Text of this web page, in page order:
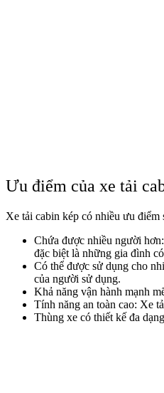
Ưu điểm của xe tải
Xe tải cabin kép có nhiều ưu
Chứa được nhiều người
đặc biệt là những gia đình
Có thể được sử dụng cho
của người sử dụng.
Khả năng vận hành mạnh
Tính năng an toàn cao: Xe
Thùng xe có thiết kế đa